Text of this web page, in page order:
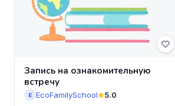
Запись на ознакомительную
встречу
E EcoFamilySchool 5.0